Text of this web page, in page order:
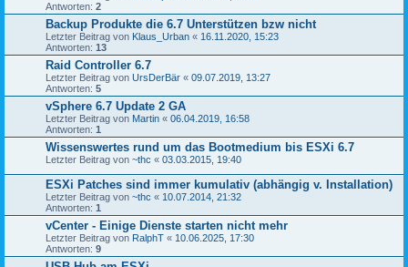
Antworten: 2
Backup Produkte die 6.7 Unterstützen bzw nicht
Letzter Beitrag von Klaus_Urban « 16.11.2020, 15:23
Antworten: 13
Raid Controller 6.7
Letzter Beitrag von UrsDerBär « 09.07.2019, 13:27
Antworten: 5
vSphere 6.7 Update 2 GA
Letzter Beitrag von Martin « 06.04.2019, 16:58
Antworten: 1
Wissenswertes rund um das Bootmedium bis ESXi 6.7
Letzter Beitrag von ~thc « 03.03.2015, 19:40
ESXi Patches sind immer kumulativ (abhängig v. Installation)
Letzter Beitrag von ~thc « 10.07.2014, 21:32
Antworten: 1
vCenter - Einige Dienste starten nicht mehr
Letzter Beitrag von RalphT « 10.06.2025, 17:30
Antworten: 9